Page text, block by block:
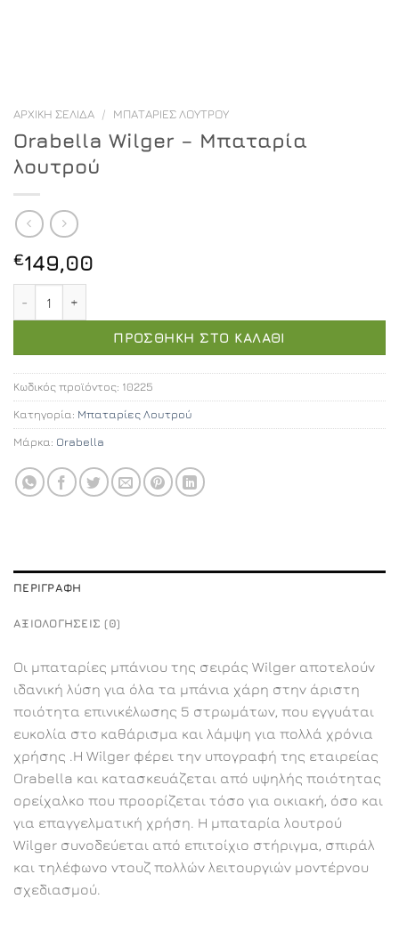
ΑΡΧΙΚΉ ΣΕΛΊΔΑ / ΜΠΑΤΑΡΊΕΣ ΛΟΥΤΡΟΎ
Orabella Wilger – Μπαταρία
λουτρού
€149,00
ΠΡΟΣΘΉΚΗ ΣΤΟ ΚΑΛΆΘΙ
Κωδικός προϊόντος: 10225
Κατηγορία: Μπαταρίες Λουτρού
Μάρκα: Orabella
ΠΕΡΙΓΡΑΦΉ
ΑΞΙΟΛΟΓΉΣΕΙΣ (0)
Οι μπαταρίες μπάνιου της σειράς Wilger αποτελούν
ιδανική λύση για όλα τα μπάνια χάρη στην άριστη
ποιότητα επινικέλωσης 5 στρωμάτων, που εγγυάται
ευκολία στο καθάρισμα και λάμψη για πολλά χρόνια
χρήσης .Η Wilger φέρει την υπογραφή της εταιρείας
Orabella και κατασκευάζεται από υψηλής ποιότητας
ορείχαλκο που προορίζεται τόσο για οικιακή, όσο και
για επαγγελματική χρήση. Η μπαταρία λουτρού
Wilger συνοδεύεται από επιτοίχιο στήριγμα, σπιράλ
και τηλέφωνο ντουζ πολλών λειτουργιών μοντέρνου
σχεδιασμού.